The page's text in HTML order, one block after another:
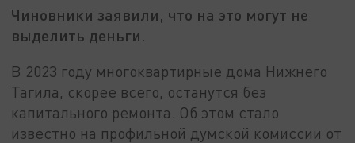
Чиновники заявили, что на это могут не
выделить деньги.
В 2023 году многоквартирные дома Нижнего
Тагила, скорее всего, останутся без
капитального ремонта. Об этом стало
известно на профильной думской комиссии от